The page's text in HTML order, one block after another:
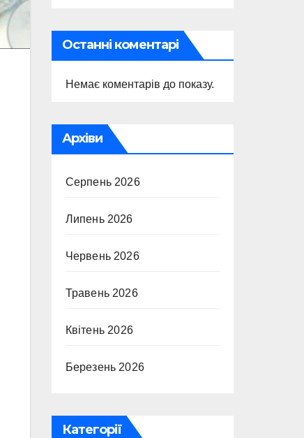
Останні коментарі
Немає коментарів до показу.
Архіви
Серпень 2026
Липень 2026
Червень 2026
Травень 2026
Квітень 2026
Березень 2026
Категорії